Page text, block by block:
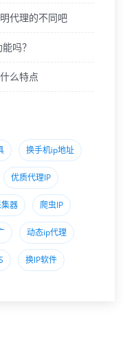
代理的不同吧
吗？
么特点
换手机ip地址
优质代理IP
器 爬虫IP
动态ip代理
换lP软件